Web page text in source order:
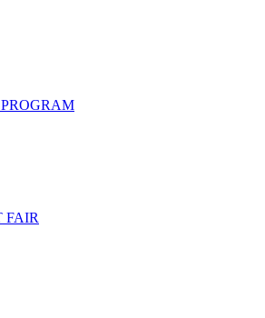
FAIR